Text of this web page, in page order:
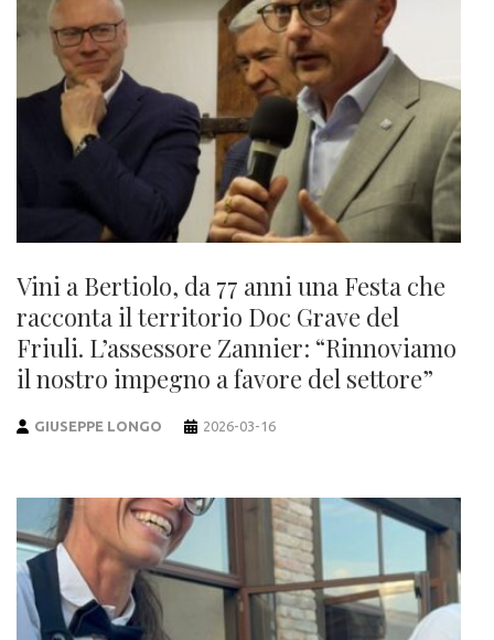
Vini a Bertiolo, da 77 anni una Festa che
racconta il territorio Doc Grave del
Friuli. L’assessore Zannier: “Rinnoviamo
il nostro impegno a favore del settore”
GIUSEPPE LONGO 2026-03-16